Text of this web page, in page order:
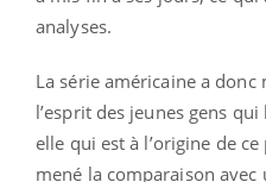
analyses.
La série américaine a
l’esprit des jeunes gens qui
elle qui est à l’origine de
mené la comparaison